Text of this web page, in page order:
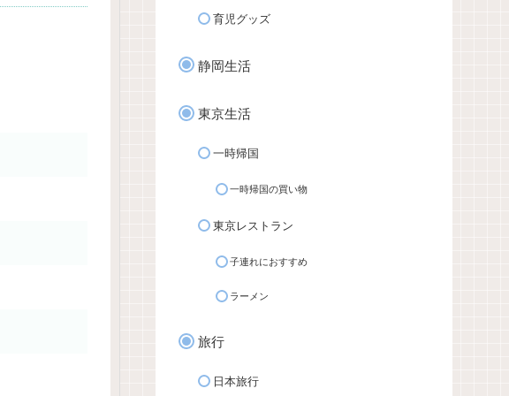
育児グッズ
静岡生活
東京生活
一時帰国
一時帰国の買い物
東京レストラン
子連れにおすすめ
ラーメン
旅行
日本旅行